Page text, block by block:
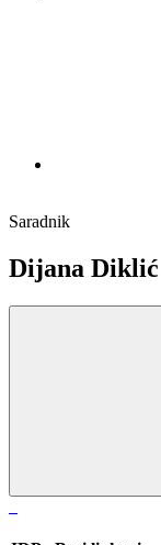
Saradnik
Dijana Diklić